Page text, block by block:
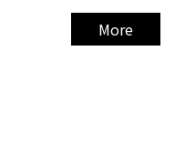
More